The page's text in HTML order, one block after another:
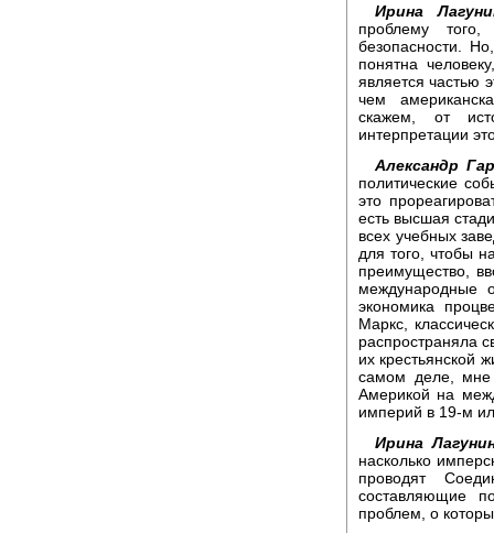
Ирина
проблему
безопасности.
понятна
является частью
чем
скажем, от
интерпретации
Александр
политические
это
есть высшая
всех учебных
для того, чтобы
преимущество,
международные
экономика
Маркс,
распространяла
их крестьянской
самом деле, мне
Америкой на
империй в 19-м
Ирина
насколько
проводят
составляющие
проблем, о